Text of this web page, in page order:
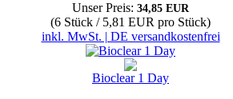
Unser Preis: 34,85 EUR
(6 Stück / 5,81 EUR pro Stück)
inkl. MwSt. | DE versandkostenfrei
Bioclear 1 Day